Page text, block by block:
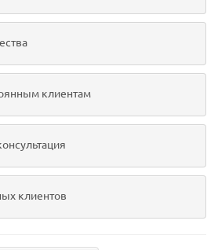
клиентам
клиентов